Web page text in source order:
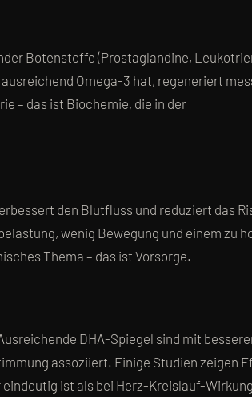
Botenstoffe (Prostaglandine,
Omega-3 hat, regeneriert
– das ist Biochemie, die in der
den Blutfluss und reduziert das
wenig Bewegung und einem zu
Thema – das ist Vorsorge.
DHA-Spiegel sind mit
assoziiert. Einige Studien zeigen
ist als bei Herz-Kreislauf-